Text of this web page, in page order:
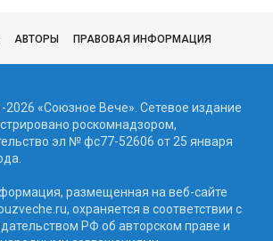
АВТОРЫ ПРАВОВАЯ ИНФОРМАЦИЯ
2026 «Союзное Вече». Сетевое издание
роскомнадзором,
эл № фc77-52606 от 25 января
размещенная на веб-сайте
охраняется в соответствии с
РФ об авторском праве и